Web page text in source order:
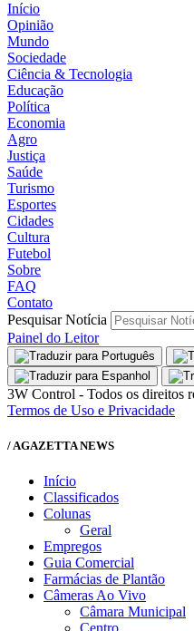
Início
Opinião
Mundo
Sociedade
Ciência & Tecnologia
Educação
Política
Economia
Agro
Justiça
Saúde
Turismo
Esportes
Cidades
Cultura
Futebol
Sobre
FAQ
Contato
Pesquisar Notícia
Painel do Leitor
3W Control - Todos os direitos
Termos de Uso e Privacidade
/ AGAZETTA NEWS
Início
Classificados
Colunas
Geral
Empregos
Guia Comercial
Farmácias de Plantão
Câmeras Ao Vivo
Câmara Municipal